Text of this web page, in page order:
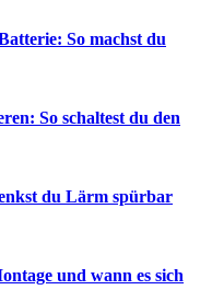
So machst du
So schaltest du den
du Lärm spürbar
und wann es sich